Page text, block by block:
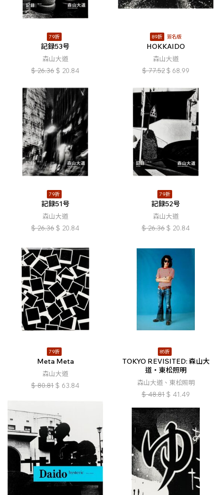
79折
記録53号
森山大道
$ 26.36 $ 20.84
89折 簽名版
HOKKAIDO
森山大道
$ 77.52 $ 68.99
79折
記録51号
森山大道
$ 26.36 $ 20.84
79折
記録52号
森山大道
$ 26.36 $ 20.84
79折
Meta Meta
森山大道
$ 80.81 $ 63.84
85折
TOKYO REVISITED: 森山大
道・東松照明
森山大道、東松照明
$ 48.81 $ 41.49